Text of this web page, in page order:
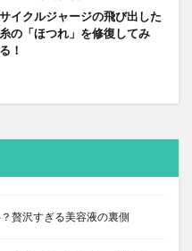
サイクルジャージの飛び出した
糸の「ほつれ」を修復してみ
る！
贅沢すぎる美容液の裏側